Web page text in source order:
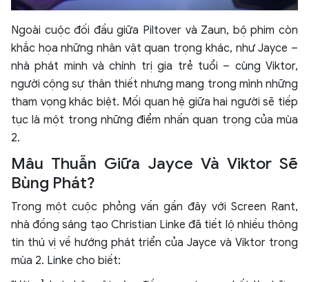
Ngoài cuộc đối đầu giữa Piltover và Zaun, bộ phim còn
khắc họa những nhân vật quan trọng khác, như Jayce –
nhà phát minh và chính trị gia trẻ tuổi – cùng Viktor,
người cộng sự thân thiết nhưng mang trong mình những
tham vọng khác biệt. Mối quan hệ giữa hai người sẽ tiếp
tục là một trong những điểm nhấn quan trọng của mùa
2.
Mâu Thuẫn Giữa Jayce Và Viktor Sẽ
Bùng Phát?
Trong một cuộc phỏng vấn gần đây với Screen Rant,
nhà đồng sáng tạo Christian Linke đã tiết lộ nhiều thông
tin thú vị về hướng phát triển của Jayce và Viktor trong
mùa 2. Linke cho biết: